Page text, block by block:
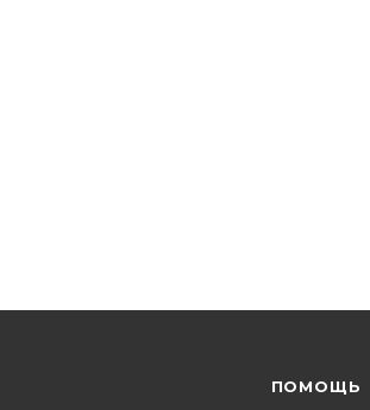
ПОМОЩЬ